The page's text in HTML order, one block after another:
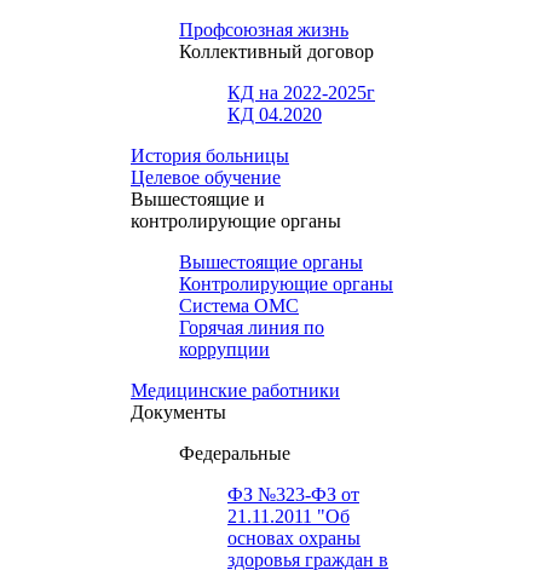
Профсоюзная жизнь
Коллективный договор
КД на 2022-2025г
КД 04.2020
История больницы
Целевое обучение
Вышестоящие и
контролирующие органы
Вышестоящие органы
Контролирующие органы
Система ОМС
Горячая линия по
коррупции
Медицинские работники
Документы
Федеральные
ФЗ №323-ФЗ от
21.11.2011 "Об
основах охраны
здоровья граждан в